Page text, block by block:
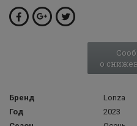
о
Бренд
Lonza
Год
2023